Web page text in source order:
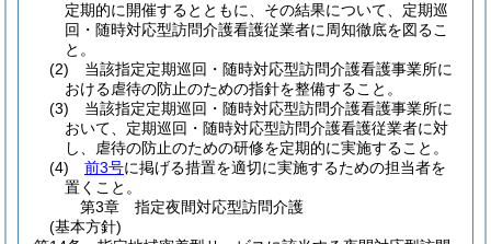
定期的に開催するとともに、その結果について、定期巡
回・随時対応型訪問介護看護従業者に周知徹底を図るこ
と。
(2)
当該指定定期巡回・随時対応型訪問介護看護事業所に
おける虐待の防止のための指針を整備すること。
(3)
当該指定定期巡回・随時対応型訪問介護看護事業所に
おいて、定期巡回・随時対応型訪問介護看護従業者に対
し、虐待の防止のための研修を定期的に実施すること。
(4)
前3号に掲げる措置を適切に実施するための担当者を
置くこと。
第3章
指定夜間対応型訪問介護
(基本方針)